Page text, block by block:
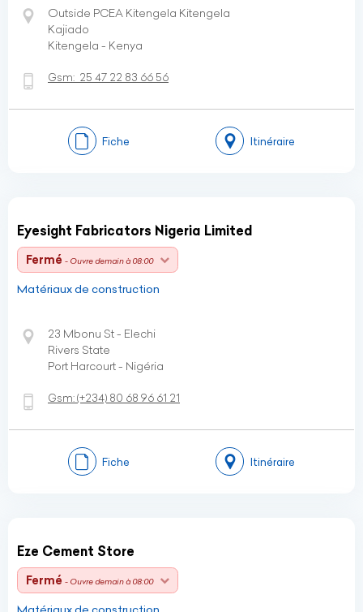
Outside PCEA Kitengela Kitengela
Kajiado
Kitengela - Kenya
Gsm: 25 47 22 83 66 56
Fiche Itinéraire
Eyesight Fabricators Nigeria Limited
Fermé - Ouvre demain à 08:00
Matériaux de construction
23 Mbonu St - Elechi
Rivers State
Port Harcourt - Nigéria
Gsm:(+234) 80 68 96 61 21
Fiche Itinéraire
Eze Cement Store
Fermé - Ouvre demain à 08:00